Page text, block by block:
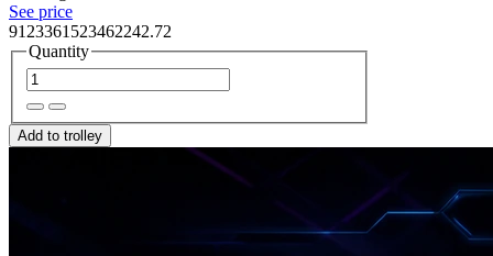
See price
9123361523462242.72
Quantity
Add to trolley